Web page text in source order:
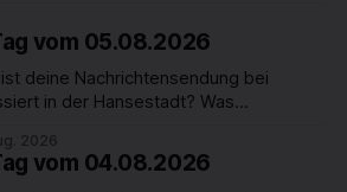
vom 05.08.2026
deine Nachrichtensendung bei
in der Hansestadt? Was
die von Montag bis Freitag LIVE
werden - auf YouTube und im TV.
2026
vom 04.08.2026